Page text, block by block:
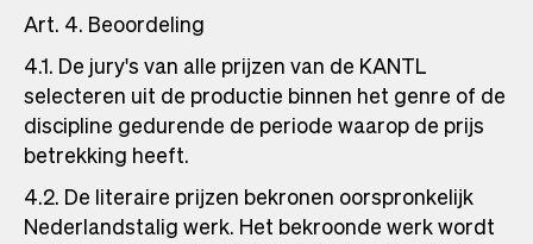
Art. 4. Beoordeling
4.1. De jury's van alle prijzen van de KANTL
selecteren uit de productie binnen het genre of de
discipline gedurende de periode waarop de prijs
betrekking heeft.
4.2. De literaire prijzen bekronen oorspronkelijk
Nederlandstalig werk. Het bekroonde werk wordt